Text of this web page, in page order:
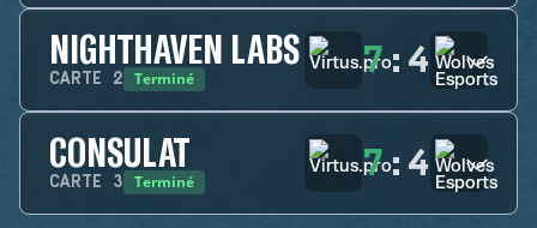
NIGHTHAVEN LABS
CARTE 2 Terminé 7: 4
CONSULAT
CARTE 3 Terminé 7: 4